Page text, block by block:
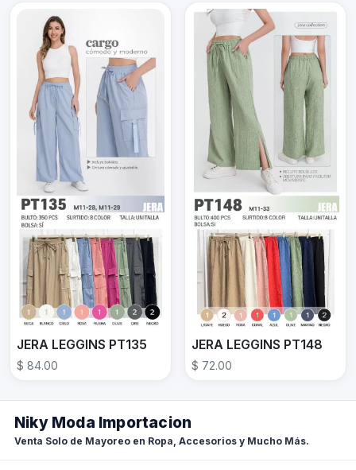
JERA LEGGINS PT135
$ 84.00
JERA LEGGINS PT148
$ 72.00
Niky Moda Importacion
Venta Solo de Mayoreo en Ropa, Accesorios y Mucho Más.